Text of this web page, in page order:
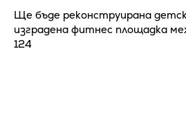
Ще бъде реконструирана
изградена фитнес площадка
124